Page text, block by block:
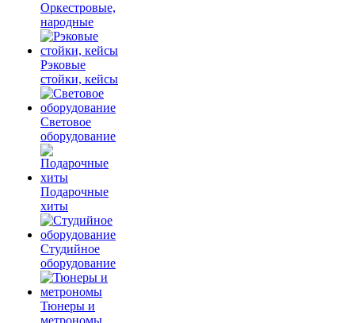
Оркестровые,
народные
Рэковые
стойки, кейсы
Световое
оборудование
Подарочные
хиты
Студийное
оборудование
Тюнеры и
метрономы